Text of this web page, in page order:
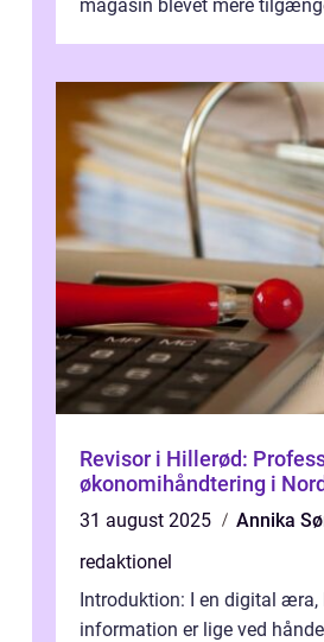
magasin blevet mere
Revisor i Hillerød:
økonomihåndtering i
31 august 2025
Annika
redaktionel
Introduktion: I en digital æra,
information er lige ved